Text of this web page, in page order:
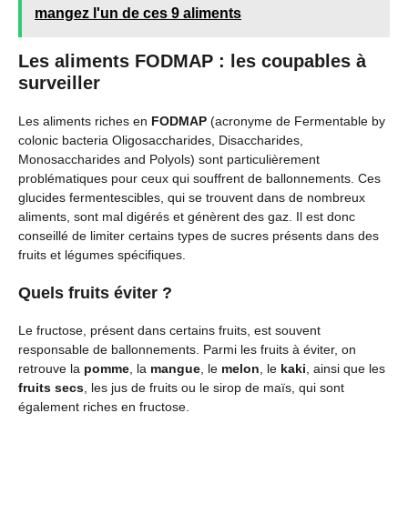
mangez l'un de ces 9 aliments
Les aliments FODMAP : les coupables à
surveiller
Les aliments riches en FODMAP (acronyme de Fermentable by
colonic bacteria Oligosaccharides, Disaccharides,
Monosaccharides and Polyols) sont particulièrement
problématiques pour ceux qui souffrent de ballonnements. Ces
glucides fermentescibles, qui se trouvent dans de nombreux
aliments, sont mal digérés et génèrent des gaz. Il est donc
conseillé de limiter certains types de sucres présents dans des
fruits et légumes spécifiques.
Quels fruits éviter ?
Le fructose, présent dans certains fruits, est souvent
responsable de ballonnements. Parmi les fruits à éviter, on
retrouve la pomme , la mangue , le melon , le kaki , ainsi que les
fruits secs , les jus de fruits ou le sirop de maïs, qui sont
également riches en fructose.